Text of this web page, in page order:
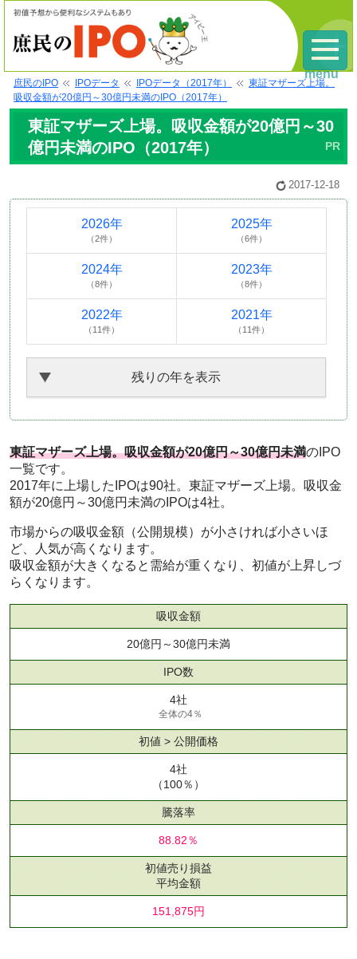
庶民のIPO IPOデータ IPOデータ（2017年）
東証マザーズ上場。
吸収金額が20億円～30億円未満のIPO（2017年）
東証マザーズ上場。吸収金額が20億円～30
億円未満のIPO（2017年）
2017-12-18
2026年
（2件）
2025年
（6件）
2024年
（8件）
2023年
（8件）
2022年
（11件）
2021年
（11件）
残りの年を表示
東証マザーズ上場。吸収金額が20億円～30億円未満のIPO
一覧です。
2017年に上場したIPOは90社。東証マザーズ上場。吸収金
額が20億円～30億円未満のIPOは4社。
市場からの吸収金額（公開規模）が小さければ小さいほ
ど、人気が高くなります。
吸収金額が大きくなると需給が重くなり、初値が上昇しづ
らくなります。
吸収金額
20億円～30億円未満
IPO数
4社
全体の4％
初値 > 公開価格
4社
（100％）
騰落率
88.82％
初値売り損益
平均金額
151,875円
menu